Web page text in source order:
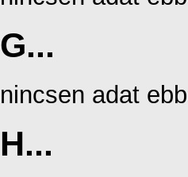
G...
nincsen adat
H...